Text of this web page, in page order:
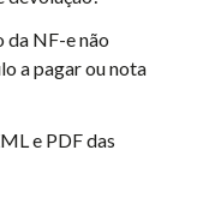
da NF-e não
a pagar ou nota
e PDF das